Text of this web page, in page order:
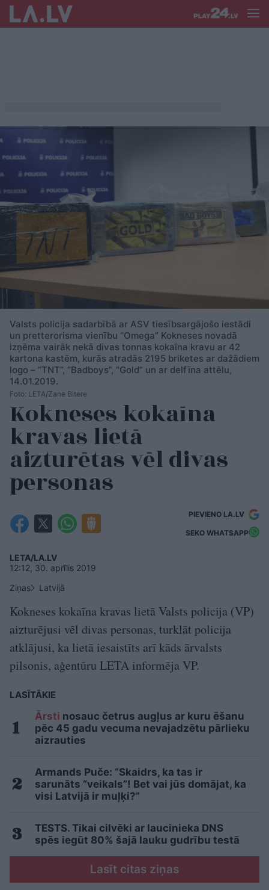
Valsts policija sadarbībā ar ASV tiesībsargājošo iestādi
un pretterorisma vienību “Omega” Kokneses novadā
izņēma vairāk nekā divas tonnas kokaīna kravu ar 42
kartona kastēm, kurās atradās 2195 briketes ar dažādiem
logo – “TNT”, “Badboys”, “Gold” un ar delfīna attēlu,
14.01.2019.
Foto: LETA/Zane Bitere
Kokneses kokaīna
kravas lietā
aizturētas vēl divas
personas
PIEVIENO LA.LV
SEKO WHATSAPP
LETA/LA.LV
12:12, 30. aprīlis 2019
Ziņas
Latvijā
Kokneses kokaīna kravas lietā Valsts policija (VP)
aizturējusi vēl divas personas, turklāt policija
atklājusi, ka lietā iesaistīts arī kāds ārvalsts
pilsonis, aģentūru LETA informēja VP.
LASĪTĀKIE
Ārsti nosauc četrus augļus ar kuru ēšanu
pēc 45 gadu vecuma nevajadzētu pārlieku
aizrauties
Armands Puče: “Skaidrs, ka tas ir
sarunāts “veikals”! Bet vai jūs domājat, ka
visi Latvijā ir muļķi?”
TESTS. Tikai cilvēki ar laucinieka DNS
spēs iegūt 80% šajā lauku gudrību testā
Lasīt citas ziņas